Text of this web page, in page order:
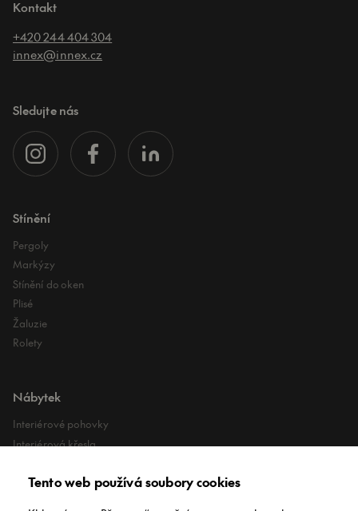
Kontakt
+420 244 404 304
innex@innex.cz
Sledujte nás
Stínění
Pergoly
Markýzy
Stínění do oken
Plisé
Žaluzie
Rolety
Nábytek
Interiérové pohovky
Interiérová křesla
Lehátka
Tento web používá soubory cookies